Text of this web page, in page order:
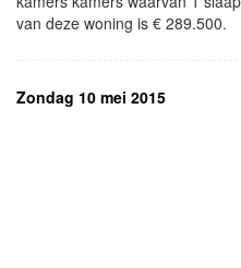
van deze woning is € 289.500.
Zondag 10 mei 2015